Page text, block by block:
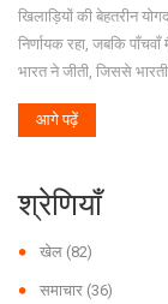
खिलाड़ियों की बेहतरीन
निर्णायक रहा, जबकि
भारत ने जीती, जिससे
आगे पढ़ें
श्रेणियाँ
खेल (82)
समाचार (36)